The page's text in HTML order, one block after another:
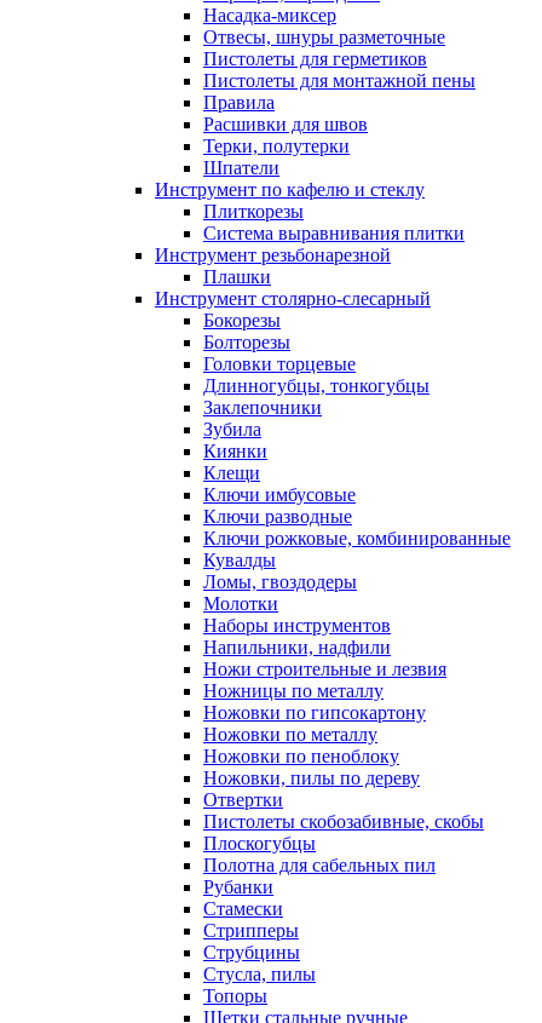
Насадка-миксер
Отвесы, шнуры разметочные
Пистолеты для герметиков
Пистолеты для монтажной пены
Правила
Расшивки для швов
Терки, полутерки
Шпатели
Инструмент по кафелю и стеклу
Плиткорезы
Система выравнивания плитки
Инструмент резьбонарезной
Плашки
Инструмент столярно-слесарный
Бокорезы
Болторезы
Головки торцевые
Длинногубцы, тонкогубцы
Заклепочники
Зубила
Киянки
Клещи
Ключи имбусовые
Ключи разводные
Ключи рожковые, комбинированные
Кувалды
Ломы, гвоздодеры
Молотки
Наборы инструментов
Напильники, надфили
Ножи строительные и лезвия
Ножницы по металлу
Ножовки по гипсокартону
Ножовки по металлу
Ножовки по пеноблоку
Ножовки, пилы по дереву
Отвертки
Пистолеты скобозабивные, скобы
Плоскогубцы
Полотна для сабельных пил
Рубанки
Стамески
Стрипперы
Струбцины
Стусла, пилы
Топоры
Щетки стальные ручные